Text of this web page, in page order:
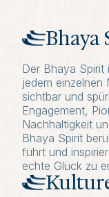
Bhaya
Der Bhaya
jedem einzelnen
sichtbar und
Engagement,
Nachhaltigkeit
Bhaya Spirit
führt und
echte Glück zu